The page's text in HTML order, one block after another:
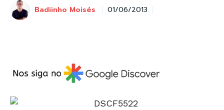
Badiinho Moisés 01/06/2013